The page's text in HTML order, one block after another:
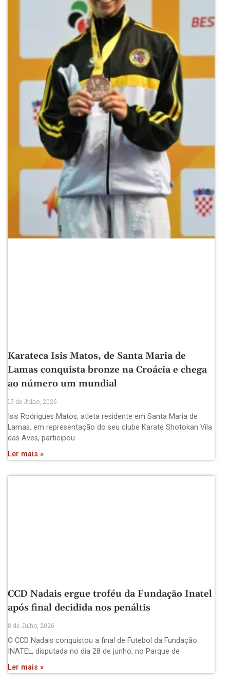
Karateca Isis Matos, de Santa Maria de
Lamas conquista bronze na Croácia e chega
ao número um mundial
15 de Julho, 2026
Isis Rodrigues Matos, atleta residente em Santa Maria de
Lamas, em representação do seu clube Karate Shotokan Vila
das Aves, participou
Ler mais »
CCD Nadais ergue troféu da Fundação Inatel
após final decidida nos penáltis
8 de Julho, 2026
O CCD Nadais conquistou a final de Futebol da Fundação
INATEL, disputada no dia 28 de junho, no Parque de
Ler mais »